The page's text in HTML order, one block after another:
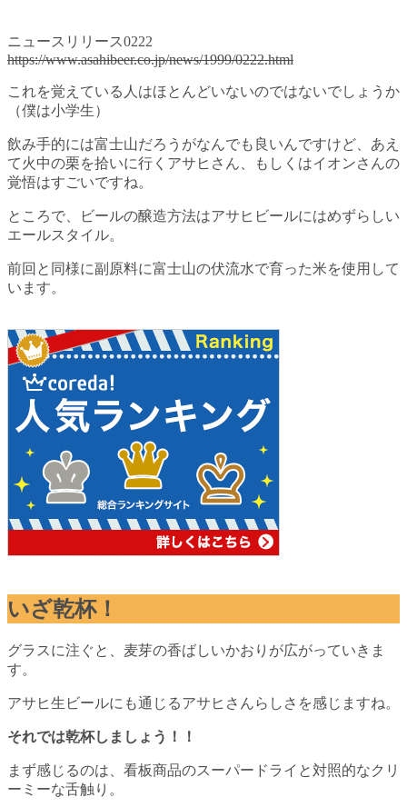
ニュースリリース0222
https://www.asahibeer.co.jp/news/1999/0222.html
これを覚えている人はほとんどいないのではないでしょうか
（僕は小学生）
飲み手的には富士山だろうがなんでも良いんですけど、あえ
て火中の栗を拾いに行くアサヒさん、もしくはイオンさんの
覚悟はすごいですね。
ところで、ビールの醸造方法はアサヒビールにはめずらしい
エールスタイル。
前回と同様に副原料に富士山の伏流水で育った米を使用して
います。
いざ乾杯！
グラスに注ぐと、麦芽の香ばしいかおりが広がっていきま
す。
アサヒ生ビールにも通じるアサヒさんらしさを感じますね。
それでは乾杯しましょう！！
まず感じるのは、看板商品のスーパードライと対照的なクリ
ーミーな舌触り。